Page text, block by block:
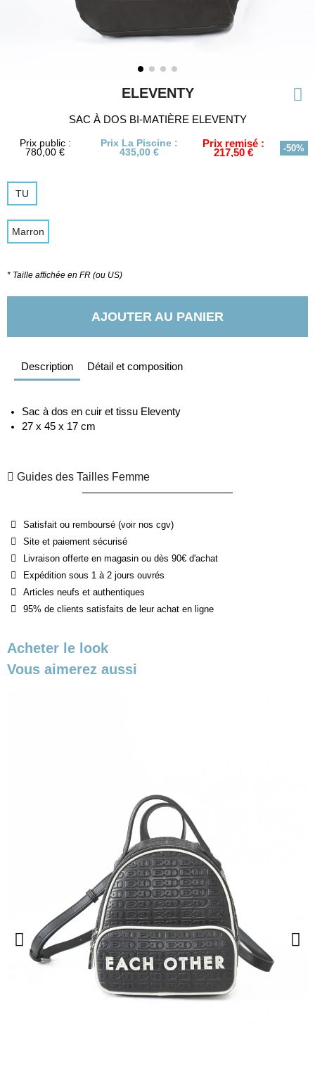
ELEVENTY
SAC À DOS BI-MATIÈRE ELEVENTY
Prix public :
780,00 €
Prix La Piscine :
435,00 €
Prix remisé :
217,50 € -50%
TU
Marron
* Taille affichée en FR (ou US)
AJOUTER AU PANIER
Description Détail et composition
Sac à dos en cuir et tissu Eleventy
27 x 45 x 17 cm
Guides des Tailles Femme
Satisfait ou remboursé (voir nos cgv)
Site et paiement sécurisé
Livraison offerte en magasin ou dès 90€ d'achat
Expédition sous 1 à 2 jours ouvrés
Articles neufs et authentiques
95% de clients satisfaits de leur achat en ligne
Acheter le look
Vous aimerez aussi